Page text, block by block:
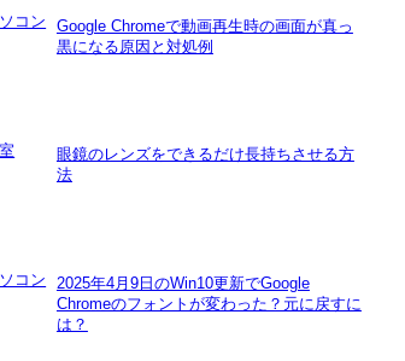
紹介いただく際には下のコードをコピーし
Google Chromeで動画再生時の画面が真っ
黒になる原因と対処例
眼鏡のレンズをできるだけ長持ちさせる方
法
2025年4月9日のWin10更新でGoogle
Chromeのフォントが変わった？元に戻すに
は？